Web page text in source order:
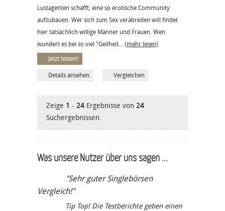
Lustagenten schafft, eine so erotische Community
aufzubauen. Wer sich zum Sex verabreden will findet
hier tatsächlich willige Männer und Frauen. Wen
wundert es bei so viel "Geilheit... (mehr lesen)
Jetzt testen!
Details ansehen Vergleichen
Zeige 1 - 24 Ergebnisse von 24
Suchergebnissen.
Was unsere Nutzer über uns sagen ...
"Sehr guter Singlebörsen
Vergleich!"
Tip Top! Die Testberichte geben einen